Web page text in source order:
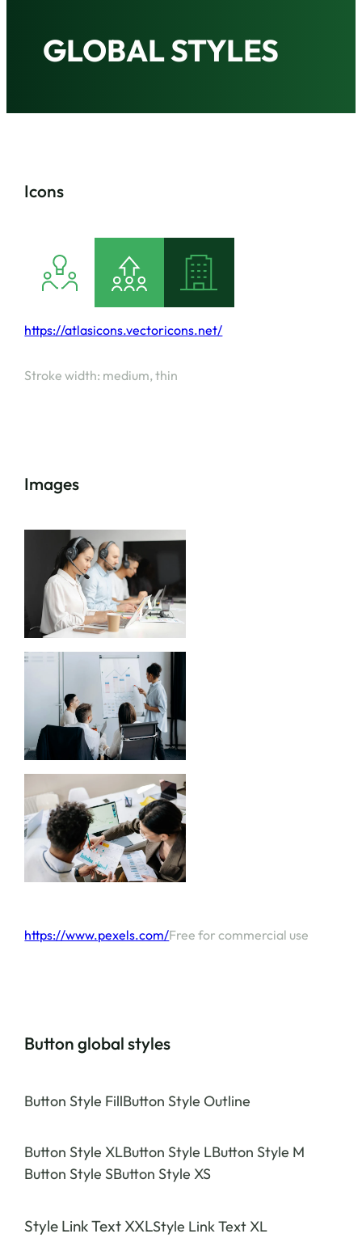
GLOBAL STYLES
Icons
https://atlasicons.vectoricons.net/
Stroke width: medium, thin
Images
https://www.pexels.com/Free for commercial use
Button global styles
Button Style FillButton Style Outline
Button Style XLButton Style LButton Style M
Button Style SButton Style XS
Style Link Text XXLStyle Link Text XL